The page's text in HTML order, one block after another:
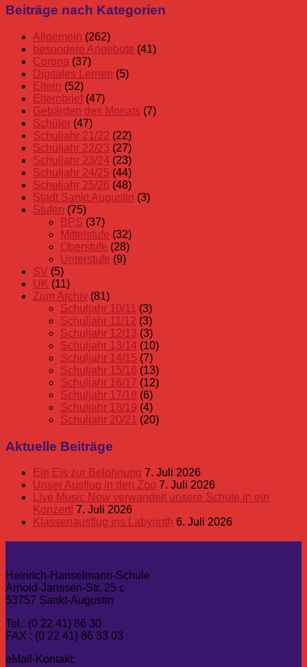
Allgemein
besondere
Angebote
Schüler
Schuljahr
AGFußball Fußball-
Fußballturnier Mannschaft
Beiträge nach Kategorien
Allgemein (262)
besondere Angebote (41)
Corona (37)
Digitales Lernen (5)
Eltern (52)
Elternbrief(47)
Gebärden des Monats (7)
Schüler (47)
Schuljahr 21/22 (22)
Schuljahr 22/23 (27)
Schuljahr 23/24 (23)
Schuljahr 24/25 (44)
Schuljahr 25/26 (48)
Stadt Sankt Augustin (3)
Stufen (75)
BPS (37)
Mittelstufe (32)
Oberstufe (28)
Unterstufe (9)
SV (5)
UK (11)
Zum Archiv (81)
Schuljahr 10/11 (3)
Schuljahr 11/12 (3)
Schuljahr 12/13 (3)
Schuljahr 13/14 (10)
Schuljahr 14/15 (7)
Schuljahr 15/16 (13)
Schuljahr 16/17 (12)
Schuljahr 17/18 (6)
Schuljahr 18/19 (4)
Schuljahr 20/21 (20)
Aktuelle Beiträge
Ein Eis zur Belohnung 7. Juli 2026
Unser Ausflug in den Zoo 7. Juli 2026
Live Music Now verwandelt unsere Schule in ein
Konzert! 7. Juli 2026
Klassenausflug ins Labyrinth 6. Juli 2026
Heinrich-Hanselmann-Schule
Arnold-Janssen-Str. 25 c
53757 Sankt-Augustin
Tel.: (0 22 41) 86 30
FAX : (0 22 41) 86 33 03
eMail-Kontakt: